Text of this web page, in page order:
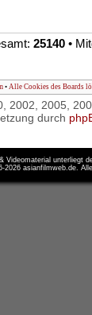
25140 •
• Alle Cookies des Boards
2002, 2005,
durch
Videomaterial unterliegt
2026 asianfilmweb.de.